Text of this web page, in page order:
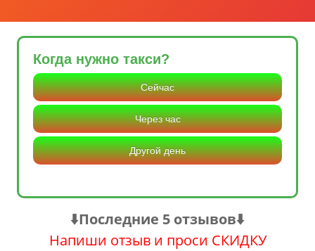
Когда нужно такси?
Сейчас
Через час
Другой день
⬇️Последние 5 отзывов⬇️
Напиши отзыв и проси СКИДКУ